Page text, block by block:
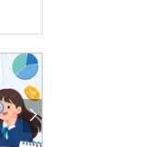
시민이 개발한 폭염 대응 앱 ‘그늘로’ 길안내 지도 등 인기
골목 맛집 발굴 고메 셀렉션…부산시, 페스티벌 시월 연계